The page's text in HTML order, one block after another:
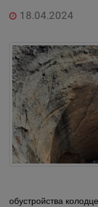
18.04.2024
обустройства